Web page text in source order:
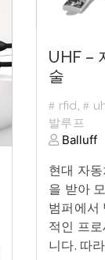
UHF –
술
rfid,
발루프
Balluff
현대 자
을 받아
범퍼에서
적인 프
니다. 따